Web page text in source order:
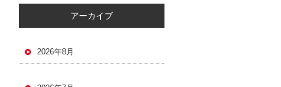
アーカイブ
2026年8月